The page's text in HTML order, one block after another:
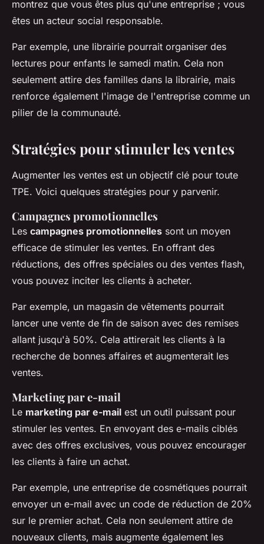
montrez que vous êtes plus qu'une entreprise ; vous
êtes un acteur social responsable.
Par exemple, une librairie pourrait organiser des
lectures pour enfants le samedi matin. Cela non
seulement attire des familles dans la librairie, mais
renforce également l'image de l'entreprise comme un
pilier de la communauté.
Stratégies pour stimuler les ventes
Augmenter les ventes est un objectif clé pour toute
TPE. Voici quelques stratégies pour y parvenir.
Campagnes promotionnelles
Les campagnes promotionnelles sont un moyen
efficace de stimuler les ventes. En offrant des
réductions, des offres spéciales ou des ventes flash,
vous pouvez inciter les clients à acheter.
Par exemple, un magasin de vêtements pourrait
lancer une vente de fin de saison avec des remises
allant jusqu'à 50%. Cela attirerait les clients à la
recherche de bonnes affaires et augmenterait les
ventes.
Marketing par e-mail
Le marketing par e-mail est un outil puissant pour
stimuler les ventes. En envoyant des e-mails ciblés
avec des offres exclusives, vous pouvez encourager
les clients à faire un achat.
Par exemple, une entreprise de cosmétiques pourrait
envoyer un e-mail avec un code de réduction de 20%
sur le premier achat. Cela non seulement attire de
nouveaux clients, mais augmente également les